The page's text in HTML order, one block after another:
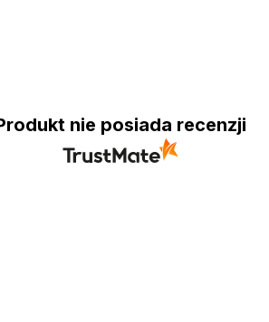
nie posiada recenzji